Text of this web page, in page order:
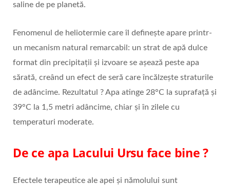
saline de pe planetă.
Fenomenul de heliotermie care îl definește apare printr-
un mecanism natural remarcabil: un strat de apă dulce
format din precipitații și izvoare se așează peste apa
sărată, creând un efect de seră care încălzește straturile
de adâncime. Rezultatul ? Apa atinge 28°C la suprafață și
39°C la 1,5 metri adâncime, chiar și în zilele cu
temperaturi moderate.
De ce apa Lacului Ursu face bine ?
Efectele terapeutice ale apei și nămolului sunt